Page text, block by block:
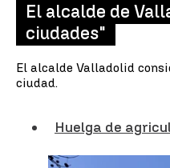
El alcalde de
ciudades"
El alcalde Valladolid
ciudad.
Huelga de